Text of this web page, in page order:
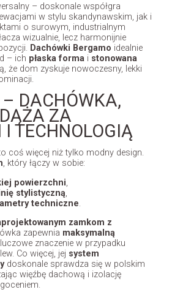
– doskonale współgra
w stylu skandynawskim, jak i
o surowym, industrialnym
wizualnie, lecz harmonijnie
Dachówki Bergamo idealnie
– ich płaska formai stonowana
że dom zyskuje nowoczesny, lekki
DACHÓWKA,
ZA
TECHNOLOGIĄ
coś więcej niż tylko modny design.
, który łączy w sobie:
powierzchni,
stylistyczną,
techniczne.
zamkom z
zapewnia maksymalną
znaczenie w przypadku
Co więcej, jej system
doskonale sprawdza się w polskim
więźbę dachową i izolację